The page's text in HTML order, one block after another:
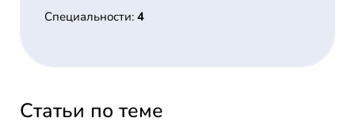
Специальности: 4
Статьи по теме